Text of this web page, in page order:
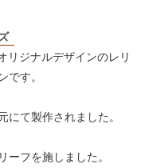
リジナルデザインのレリ
です。
て製作されました。
ーフを施しました。